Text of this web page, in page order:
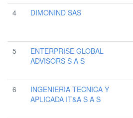
4
DIMONIND SAS
5
ENTERPRISE GLOBAL
ADVISORS S A S
6
INGENIERIA TECNICA Y
APLICADA IT&A S A S